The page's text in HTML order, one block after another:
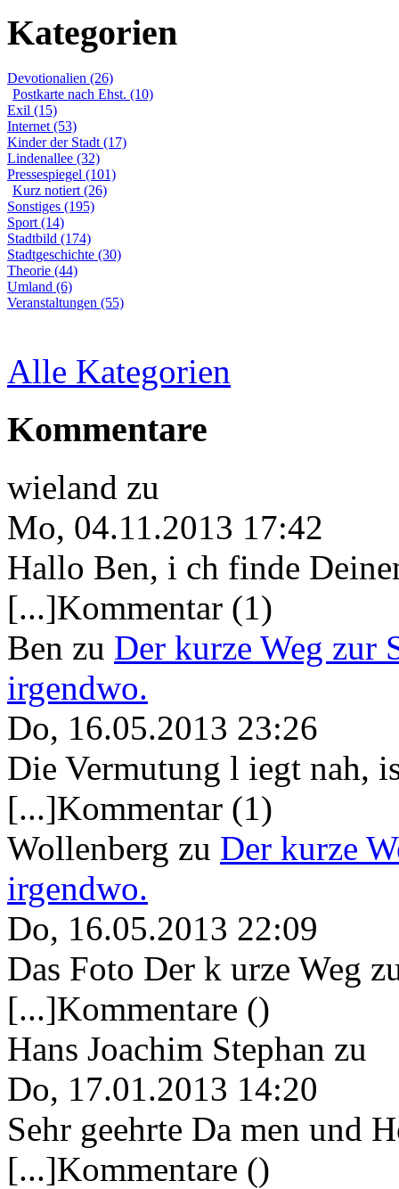
Kategorien
Devotionalien (26)
Postkarte nach Ehst. (10)
Exil (15)
Internet (53)
Kinder der Stadt (17)
Lindenallee (32)
Pressespiegel (101)
Kurz notiert (26)
Sonstiges (195)
Sport (14)
Stadtbild (174)
Stadtgeschichte (30)
Theorie (44)
Umland (6)
Veranstaltungen (55)
Alle Kategorien
Kommentare
wieland zu
Mo, 04.11.2013 17:42
Hallo Ben, i ch finde
[...]Kommentar (1)
Ben zu Der kurze Weg zur
irgendwo.
Do, 16.05.2013 23:26
Die Vermutung l iegt nah,
[...]Kommentar (1)
Wollenberg zu Der kurze
irgendwo.
Do, 16.05.2013 22:09
Das Foto Der k urze Weg
[...]Kommentare ()
Hans Joachim Stephan zu
Do, 17.01.2013 14:20
Sehr geehrte Da men und
[...]Kommentare ()